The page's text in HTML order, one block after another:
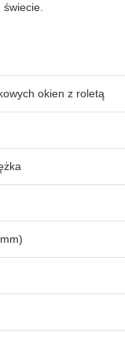
okien z roletą